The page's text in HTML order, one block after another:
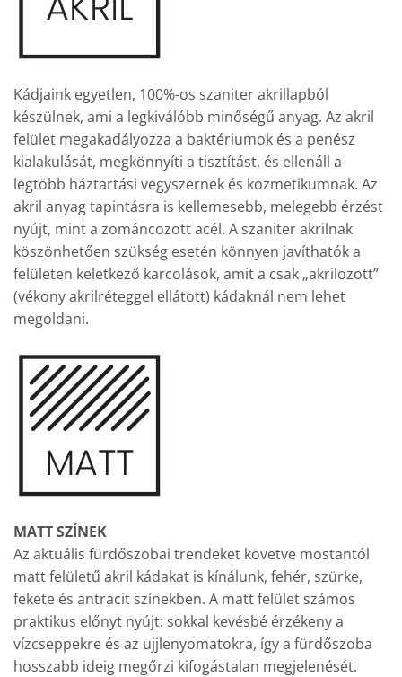
Kádjaink egyetlen, 100%-os szaniter akrillapból
készülnek, ami a legkiválóbb minőségű anyag. Az akril
felület megakadályozza a baktériumok és a penész
kialakulását, megkönnyíti a tisztítást, és ellenáll a
legtöbb háztartási vegyszernek és kozmetikumnak. Az
akril anyag tapintásra is kellemesebb, melegebb érzést
nyújt, mint a zománcozott acél. A szaniter akrilnak
köszönhetően szükség esetén könnyen javíthatók a
felületen keletkező karcolások, amit a csak „akrilozott”
(vékony akrilréteggel ellátott) kádaknál nem lehet
megoldani.
MATT SZÍNEK
Az aktuális fürdőszobai trendeket követve mostantól
matt felületű akril kádakat is kínálunk, fehér, szürke,
fekete és antracit színekben. A matt felület számos
praktikus előnyt nyújt: sokkal kevésbé érzékeny a
vízcseppekre és az ujjlenyomatokra, így a fürdőszoba
hosszabb ideig megőrzi kifogástalan megjelenését.